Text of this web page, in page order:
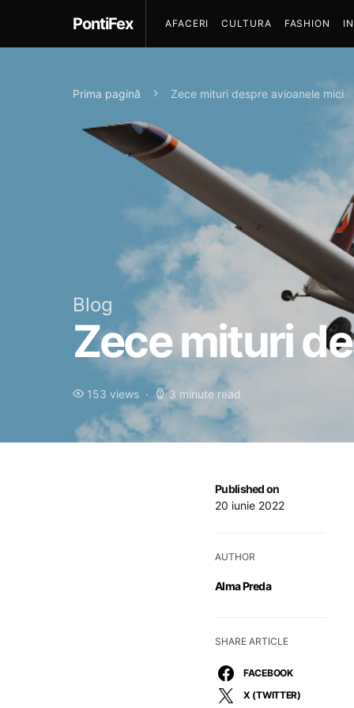
PontiFex AFACERI CULTURA FASHION
Prima pagină Zece mituri despre avioanele mici
Blog
Zece mituri
153 views 3 minute read
Published on
20 iunie 2022
AUTHOR
Alma Preda
SHARE ARTICLE
FACEBOOK
X (TWITTER)